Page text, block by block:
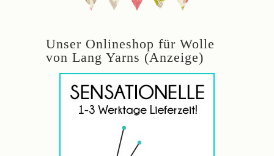
Unser Onlineshop für Wolle
von Lang Yarns (Anzeige)